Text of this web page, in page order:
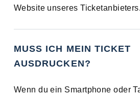
Website unseres Ticketanbieters.
MUSS ICH MEIN TICKET
AUSDRUCKEN?
Wenn du ein Smartphone oder